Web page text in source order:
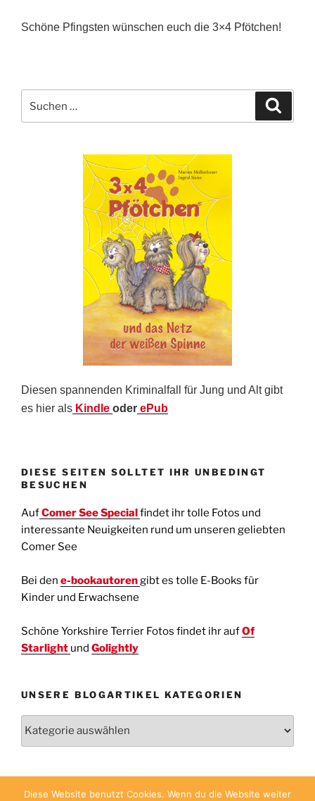
Schöne Pfingsten wünschen euch die 3×4 Pfötchen!
nach:
Diesen spannenden Kriminalfall für Jung und Alt gibt
es hier als Kindle oder ePub
DIESE SEITEN SOLLTET IHR UNBEDINGT
BESUCHEN
AufComer See Special findet ihr tolle Fotos und
interessante Neuigkeiten rund um unseren geliebten
Comer See
Bei den e-bookautorengibt es tolle E-Books für
Kinder und Erwachsene
Schöne Yorkshire Terrier Fotos findet ihr aufOf
Starlight und Golightly
UNSERE BLOGARTIKEL KATEGORIEN
Blogartikel
Diese Website benutzt Cookies. Wenn du die Website weiter